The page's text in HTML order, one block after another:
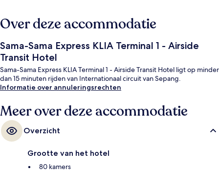
Over deze accommodatie
Sama-Sama Express KLIA Terminal 1 - Airside
Transit Hotel
Sama-Sama Express KLIA Terminal 1 - Airside Transit Hotel ligt op minder
dan 15 minuten rijden van Internationaal circuit van Sepang.
Informatie over annuleringsrechten
Meer over deze accommodatie
Overzicht
Grootte van het hotel
80 kamers